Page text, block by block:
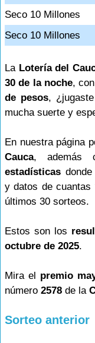
Seco 10 Millones
Seco 10 Millones
La Lotería del
30 de la noche,
de pesos,
mucha suerte y
En nuestra página
Cauca, además
estadísticas
y datos de
últimos 30 sorteos.
Estos son los
octubre de 2025.
Mira el premio
número 2578 de la
Sorteo anterior